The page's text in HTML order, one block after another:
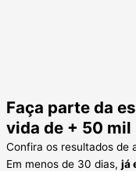
Faça parte da
vida de + 50 mil
Confira os resultados de
Em menos de 30 dias, já